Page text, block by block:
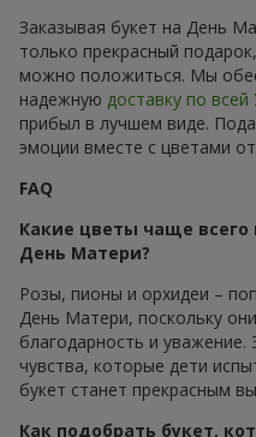
Заказывая букет на День
только прекрасный
можно положиться. Мы
надежную доставку по всей
прибыл в лучшем виде.
эмоции вместе с цветами
FAQ
Какие цветы чаще
День Матери?
Розы, пионы и орхидеи –
День Матери, поскольку
благодарность и
чувства, которые дети
букет станет прекрасным
Как подобрать букет,